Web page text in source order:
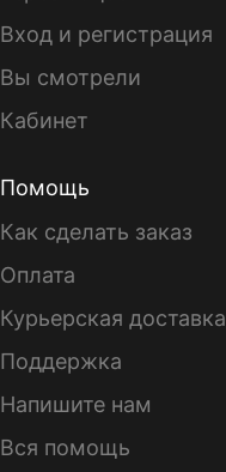
Вход и регистрация
Вы смотрели
Кабинет
Помощь
Как сделать заказ
Оплата
Курьерская доставка
Поддержка
Напишите нам
Вся помощь